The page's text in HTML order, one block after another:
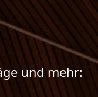
und mehr: